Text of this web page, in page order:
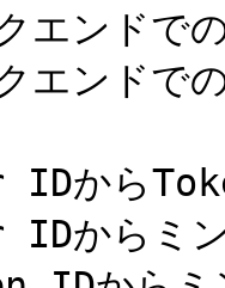
エンドで
エンドで
から
からミン